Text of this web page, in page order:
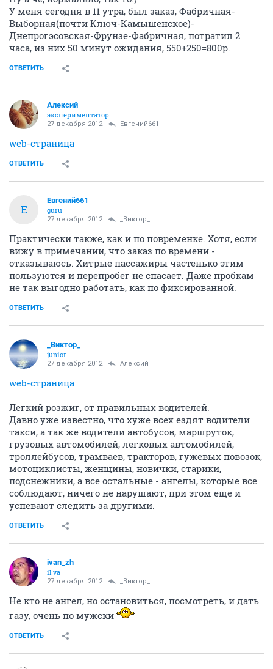
У меня сегодня в 11 утра, был заказ, Фабричная-
Выборная(почти Ключ-Камышенское)-
Днепрогэсовская-Фрунзе-Фабричная, потратил 2
часа, из них 50 минут ожидания, 550+250=800р.
ОТВЕТИТЬ
Алексий
экспериментатор
27 декабря 2012 Евгений661
web-страница
ОТВЕТИТЬ
Е
Евгений661
guru
27 декабря 2012 _Виктор_
Практически также, как и по повременке. Хотя, если
вижу в примечании, что заказ по времени -
отказываюсь. Хитрые пассажиры частенько этим
пользуются и перепробег не спасает. Даже пробкам
не так выгодно работать, как по фиксированной.
ОТВЕТИТЬ
_Виктор_
juniоr
27 декабря 2012 Алексий
web-страница
Легкий розжиг, от правильных водителей.
Давно уже известно, что хуже всех ездят водители
такси, а так же водители автобусов, маршруток,
грузовых автомобилей, легковых автомобилей,
троллейбусов, трамваев, тракторов, гужевых повозок,
мотоциклисты, женщины, новички, старики,
подснежники, а все остальные - ангелы, которые все
соблюдают, ничего не нарушают, при этом еще и
успевают следить за другими.
ОТВЕТИТЬ
ivаn_zh
il va
27 декабря 2012 _Виктор_
Не кто не ангел, но остановиться, посмотреть, и дать
газу, очень по мужски
ОТВЕТИТЬ